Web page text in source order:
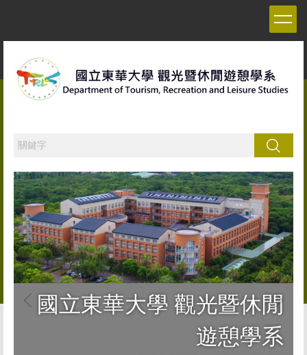
搜尋
國立東華大學 觀光暨休閒
遊憩學系